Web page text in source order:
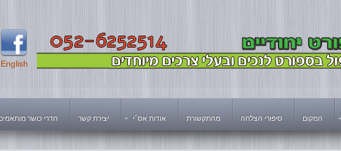
English
המקום סיפורי הצלחה מהתקשורת אודות אס"י יצירת קשר חדרי כושר